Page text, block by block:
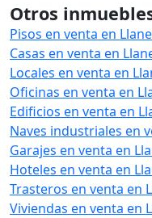
Otros
Pisos en venta en
Casas en venta en
Locales en venta en
Oficinas en venta en
Edificios en venta en
Naves industriales en
Garajes en venta en
Hoteles en venta en
Trasteros en venta en
Viviendas en venta en